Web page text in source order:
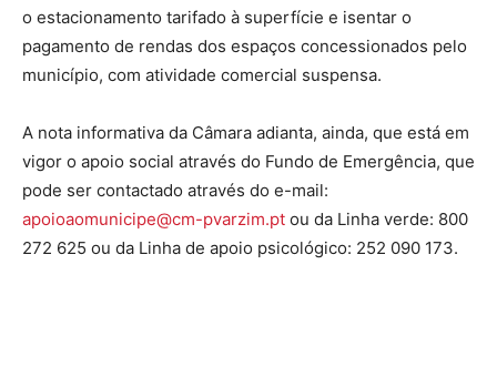
o estacionamento tarifado à superfície e isentar o
pagamento de rendas dos espaços concessionados pelo
município, com atividade comercial suspensa.
A nota informativa da Câmara adianta, ainda, que está em
vigor o apoio social através do Fundo de Emergência, que
pode ser contactado através do e-mail:
apoioaomunicipe@cm-pvarzim.pt ou da Linha verde: 800
272 625 ou da Linha de apoio psicológico: 252 090 173.